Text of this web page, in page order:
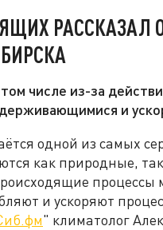
РАССКАЗАЛ
числе из-за
и
одной из самых
как природные,
процессы
и ускоряют
" климатолог